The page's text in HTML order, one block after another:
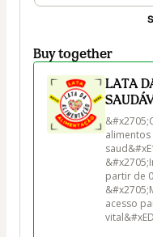
Buy together
LATA
alimentos
partir de
acesso